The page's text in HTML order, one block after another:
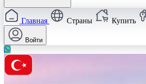
Главная Страны Купить
Войти